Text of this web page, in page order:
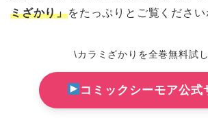
ミざかり」をたっぷりとご覧ください
\カラミざかりを全巻無料試
コミックシーモア公式